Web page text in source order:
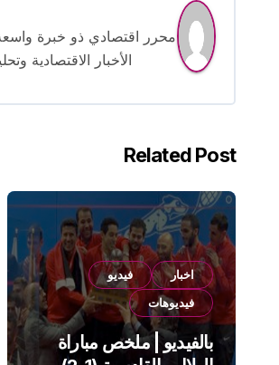
الأخبار الاقتصادية
Related Post
اخبار
فيديو
فيديوهات
بالفيديو | ملخص مباراة